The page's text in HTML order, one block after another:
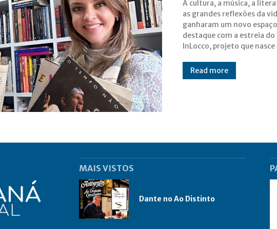
A cultura, a música, a
as grandes reflexões da
ganharam um novo
destaque com a estreia do
InLocco, projeto que nasce
proposta de promover
enriquecedores entre
conhecimento e
humanas. No primeiro
Read more
MAIS VISTOS
Dante no Ao Distinto